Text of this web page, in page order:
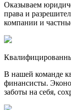
Оказываем
права и
компании и
В нашей команде
финансисты.
заботы на себя,